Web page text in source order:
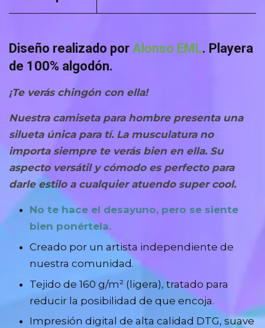
Diseño realizado por Alonso EML. Playera
de 100% algodón.
¡Te verás chingón con ella!
Nuestra camiseta para hombre presenta una
silueta única para tí. La musculatura no
importa siempre te verás bien en ella. Su
aspecto versátil y cómodo es perfecto para
darle estilo a cualquier atuendo super cool.
No te hace el desayuno, pero se siente
bien ponértela.
Creado por un artista independiente de
nuestra comunidad.
Tejido de 160 g/m² (ligera), tratado para
reducir la posibilidad de que encoja.
Impresión digital de alta calidad DTG, suave